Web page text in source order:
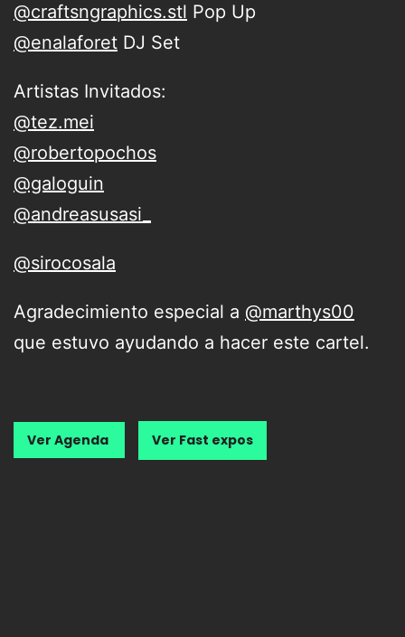
@craftsngraphics.stl Pop Up
@enalaforet DJ Set
Artistas Invitados:
@tez.mei
@robertopochos
@galoguin
@andreasusasi_
@sirocosala
Agradecimiento especial a @marthys00
que estuvo ayudando a hacer este cartel.
Ver Agenda Ver Fast expos